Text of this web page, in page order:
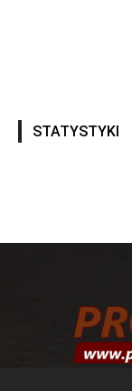
STATYSTYKI